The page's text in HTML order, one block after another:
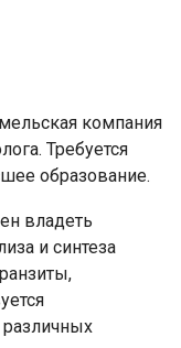
компания
Требуется
образование.
владеть
и синтеза
различных